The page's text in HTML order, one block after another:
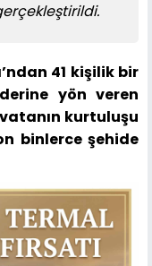
41 kişilik bir
yön veren
kurtuluşu
binlerce şehide